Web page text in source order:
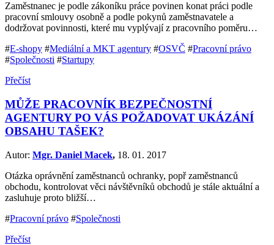
Zaměstnanec je podle zákoníku práce povinen konat práci podle
pracovní smlouvy osobně a podle pokynů zaměstnavatele a
dodržovat povinnosti, které mu vyplývají z pracovního poměru…
#E-shopy #Mediální a MKT agentury #OSVČ #Pracovní právo
#Společnosti #Startupy
Přečíst
MŮŽE PRACOVNÍK BEZPEČNOSTNÍ
AGENTURY PO VÁS POŽADOVAT UKÁZÁNÍ
OBSAHU TAŠEK?
Autor: Mgr. Daniel Macek, 18. 01. 2017
Otázka oprávnění zaměstnanců ochranky, popř zaměstnanců
obchodu, kontrolovat věci návštěvníků obchodů je stále aktuální a
zasluhuje proto bližší…
#Pracovní právo #Společnosti
Přečíst